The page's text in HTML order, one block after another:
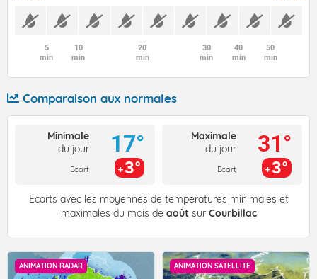
5
min
10
min
20
min
30
min
40
min
50
min
Comparaison aux normales
Minimale
du jour
Ecart
17°
3°
Maximale
du jour
Ecart
31°
3°
Écarts avec les moyennes de températures minimales et
maximales du mois de août sur Courbillac
ANIMATION RADAR ANIMATION SATELLITE